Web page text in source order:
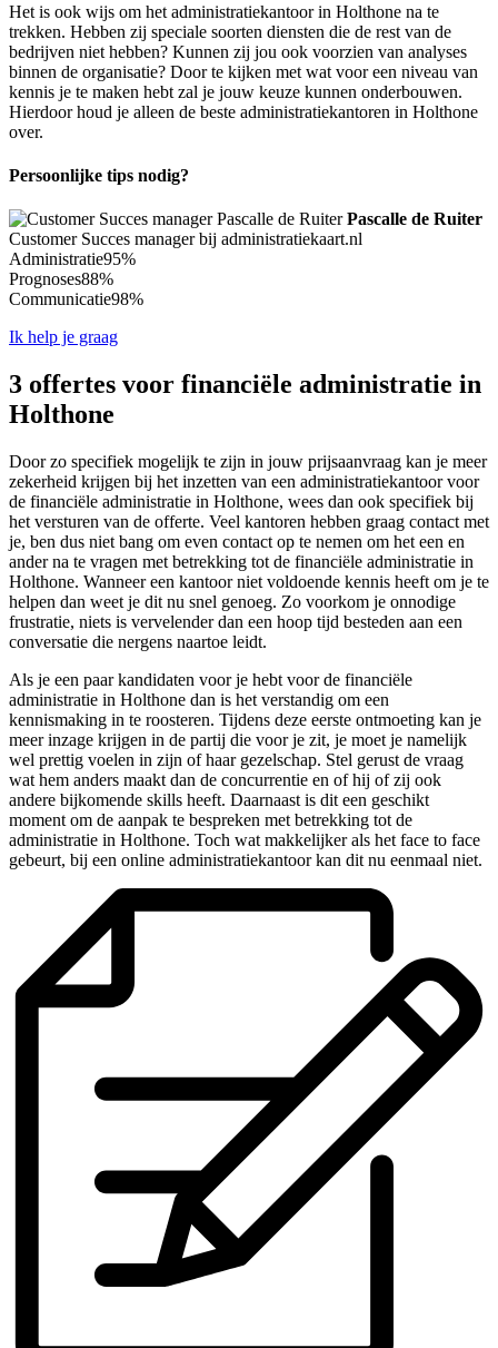
Het is ook wijs om het administratiekantoor in Holthone na te
trekken. Hebben zij speciale soorten diensten die de rest van de
bedrijven niet hebben? Kunnen zij jou ook voorzien van analyses
binnen de organisatie? Door te kijken met wat voor een niveau van
kennis je te maken hebt zal je jouw keuze kunnen onderbouwen.
Hierdoor houd je alleen de beste administratiekantoren in Holthone
over.
Persoonlijke tips nodig?
Pascalle de Ruiter
Customer Succes manager bij administratiekaart.nl
Administratie95%
Prognoses88%
Communicatie98%
Ik help je graag
3 offertes voor financiële administratie in
Holthone
Door zo specifiek mogelijk te zijn in jouw prijsaanvraag kan je meer
zekerheid krijgen bij het inzetten van een administratiekantoor voor
de financiële administratie in Holthone, wees dan ook specifiek bij
het versturen van de offerte. Veel kantoren hebben graag contact met
je, ben dus niet bang om even contact op te nemen om het een en
ander na te vragen met betrekking tot de financiële administratie in
Holthone. Wanneer een kantoor niet voldoende kennis heeft om je te
helpen dan weet je dit nu snel genoeg. Zo voorkom je onnodige
frustratie, niets is vervelender dan een hoop tijd besteden aan een
conversatie die nergens naartoe leidt.
Als je een paar kandidaten voor je hebt voor de financiële
administratie in Holthone dan is het verstandig om een
kennismaking in te roosteren. Tijdens deze eerste ontmoeting kan je
meer inzage krijgen in de partij die voor je zit, je moet je namelijk
wel prettig voelen in zijn of haar gezelschap. Stel gerust de vraag
wat hem anders maakt dan de concurrentie en of hij of zij ook
andere bijkomende skills heeft. Daarnaast is dit een geschikt
moment om de aanpak te bespreken met betrekking tot de
administratie in Holthone. Toch wat makkelijker als het face to face
gebeurt, bij een online administratiekantoor kan dit nu eenmaal niet.